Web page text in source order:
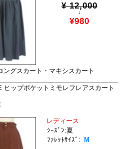
¥ 12,000
↓
¥980
ングスカート・マキシスカート
ヒップポケットミモレフレアスカート
レディース
ｼｰｽﾞﾝ:夏
ﾌｧﾚｯﾄｻｲｽﾞ:
M